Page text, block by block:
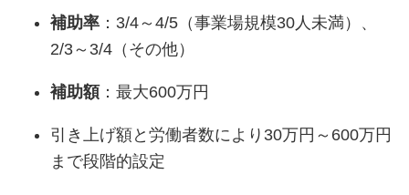
補助率 ：3/4～4/5（事業場規模30人未満）、
2/3～3/4（その他）
補助額 ：最大600万円
引き上げ額と労働者数により30万円～600万円
まで段階的設定